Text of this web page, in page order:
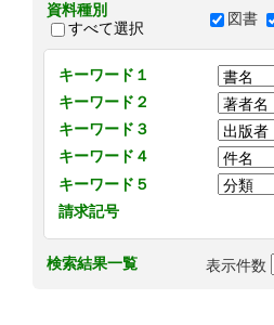
資料種別
すべて選択
図書
キーワード１
キーワード２
キーワード３
キーワード４
キーワード５
請求記号
検索結果一覧 表示件数